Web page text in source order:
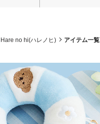
Hare no hi(ハレノヒ) アイテム一覧